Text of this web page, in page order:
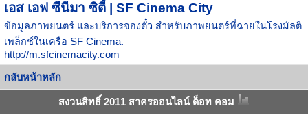
เอส เอฟ ซีนีมา ซิตี้ | SF Cinema City
ข้อมูลภาพยนตร์ และบริการจองตั๋ว สำหรับภาพยนตร์ที่ฉายในโรงมัลติ
เพล็กซ์ในเครือ SF Cinema.
http://m.sfcinemacity.com
กลับหน้าหลัก
สงวนสิทธิ์ 2011 สาครออนไลน์ ด็อท คอม